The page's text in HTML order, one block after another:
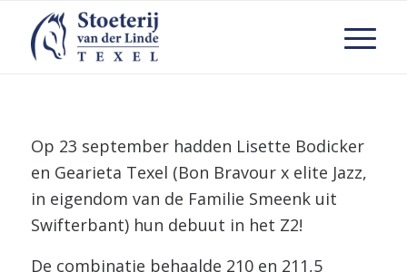
Op 23 september hadden Lisette Bodicker
en Gearieta Texel (Bon Bravour x elite Jazz,
in eigendom van de Familie Smeenk uit
Swifterbant) hun debuut in het Z2!
De combinatie behaalde 210 en 211,5